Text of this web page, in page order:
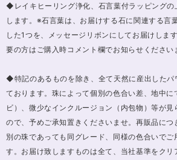
◆レイキヒーリング浄化、石言葉付ラッピングの
します。※石言葉は、お届けする石に関連する言
した1つを、メッセージリボンにしてお届けしま
要の方はご購入時コメント欄でお知らせください
◆特記のあるものを除き、全て天然に産出したパ
ております。珠によって個別の色合い差、地中に
ビ）、微少なインクルージョン（内包物）等が
ので、予めご承知置きくださいませ。再販品につ
別の珠であっても同グレード、同様の色合いでご
す。お届け致しますものは全て、当社基準をクリ